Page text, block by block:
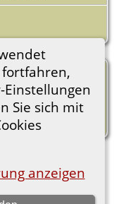
fortfahren,
Einstellungen
Sie sich mit
anzeigen
S. 47.
Ahnentafel
Sitebuildingv. 15.0.1,
2026.